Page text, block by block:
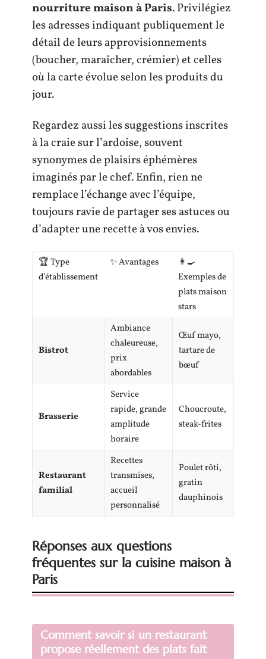
nourriture maison à Paris. Privilégiez
les adresses indiquant publiquement le
détail de leurs approvisionnements
(boucher, maraîcher, crémier) et celles
où la carte évolue selon les produits du
jour.
Regardez aussi les suggestions inscrites
à la craie sur l’ardoise, souvent
synonymes de plaisirs éphémères
imaginés par le chef. Enfin, rien ne
remplace l’échange avec l’équipe,
toujours ravie de partager ses astuces ou
d’adapter une recette à vos envies.
🏆 Type
d’établissement
✨ Avantages
👩‍🍳
Exemples de
plats maison
stars
Bistrot
Ambiance
chaleureuse,
prix
abordables
Œuf mayo,
tartare de
bœuf
Brasserie
Service
rapide, grande
amplitude
horaire
Choucroute,
steak-frites
Restaurant
familial
Recettes
transmises,
accueil
personnalisé
Poulet rôti,
gratin
dauphinois
Réponses aux questions
fréquentes sur la cuisine maison à
Paris
Comment savoir si un restaurant
propose réellement des plats fait